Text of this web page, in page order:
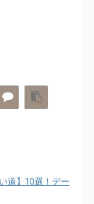
道】10選！デー